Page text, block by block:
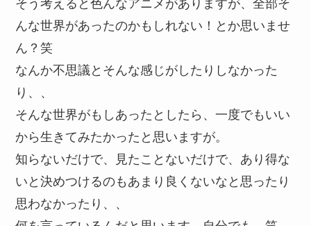
んな世界があったのかもしれない！とか思いませ
ん？笑
なんか不思議とそんな感じがしたりしなかった
り、、
そんな世界がもしあったとしたら、一度でもいい
から生きてみたかったと思いますが。
知らないだけで、見たことないだけで、あり得な
いと決めつけるのもあまり良くないなと思ったり
思わなかったり、、